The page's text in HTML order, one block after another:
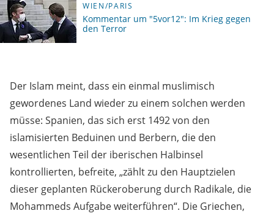
WIEN/PARIS
Kommentar um "5vor12": Im Krieg gegen
den Terror
Der Islam meint, dass ein einmal muslimisch
gewordenes Land wieder zu einem solchen werden
müsse: Spanien, das sich erst 1492 von den
islamisierten Beduinen und Berbern, die den
wesentlichen Teil der iberischen Halbinsel
kontrollierten, befreite, „zählt zu den Hauptzielen
dieser geplanten Rückeroberung durch Radikale, die
Mohammeds Aufgabe weiterführen“. Die Griechen,